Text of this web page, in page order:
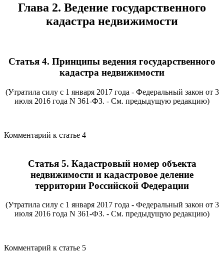
Глава 2. Ведение государственного
кадастра недвижимости
Статья 4. Принципы ведения государственного
кадастра недвижимости
(Утратила силу с 1 января 2017 года - Федеральный закон от 3
июля 2016 года N 361-ФЗ. - См. предыдущую редакцию)
Комментарий к статье 4
Статья 5. Кадастровый номер объекта
недвижимости и кадастровое деление
территории Российской Федерации
(Утратила силу с 1 января 2017 года - Федеральный закон от 3
июля 2016 года N 361-ФЗ. - См. предыдущую редакцию)
Комментарий к статье 5